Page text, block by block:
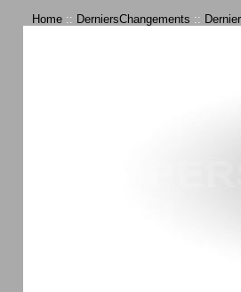
Home :: DerniersChangements ::